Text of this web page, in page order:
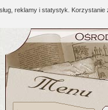
reklamy i statystyk.